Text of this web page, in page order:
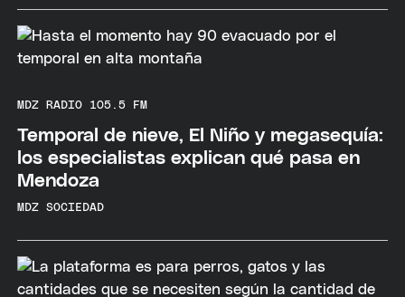
MDZ RADIO 105.5 FM
Temporal de nieve, El Niño y megasequía:
los especialistas explican qué pasa en
Mendoza
MDZ SOCIEDAD